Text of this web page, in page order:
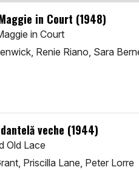
in Court (1948)
in Court
Renie Riano, Sara
veche (1944)
Old Lace
Priscilla Lane, Peter Lorre